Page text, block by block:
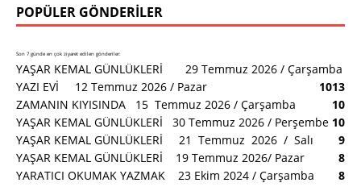
POPÜLER GÖNDERILER
Son 7 günde en çok ziyaret edilen gönderiler:
YAŞAR KEMAL GÜNLÜKLERİ 29 Temmuz 2026 / Çarşamba
13
YAZI EVİ 12 Temmuz 2026 / Pazar
10
ZAMANIN KIYISINDA 15 Temmuz 2026 / Çarşamba
10
YAŞAR KEMAL GÜNLÜKLERİ 30 Temmuz 2026 / Perşembe 10
YAŞAR KEMAL GÜNLÜKLERİ 21 Temmuz 2026 / Salı
9
YAŞAR KEMAL GÜNLÜKLERİ 19 Temmuz 2026/ Pazar
8
YARATICI OKUMAK YAZMAK 23 Ekim 2024 / Çarşamba
8